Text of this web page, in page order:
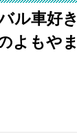
ル車好き
よもやま